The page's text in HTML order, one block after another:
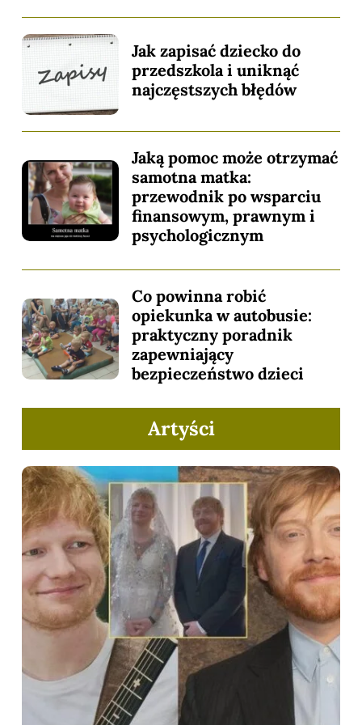
Jak zapisać dziecko do
przedszkola i uniknąć
najczęstszych błędów
Jaką pomoc może otrzymać
samotna matka:
przewodnik po wsparciu
finansowym, prawnym i
psychologicznym
Co powinna robić
opiekunka w autobusie:
praktyczny poradnik
zapewniający
bezpieczeństwo dzieci
Artyści